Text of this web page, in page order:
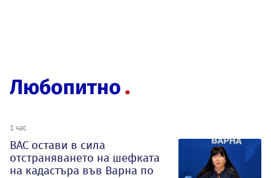
Любопитно
1 час
ВАС остави в сила
отстраняването на шефката
на кадастъра във Варна по